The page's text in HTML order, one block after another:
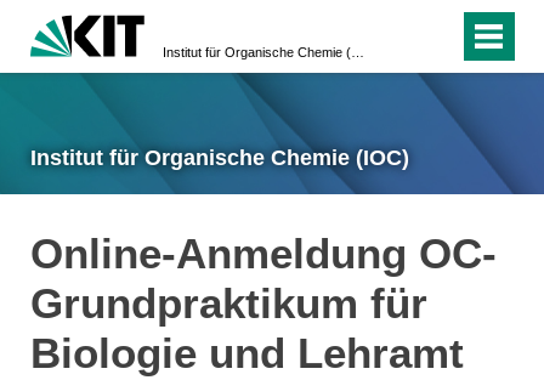
Institut für Organische Chemie (IOC)
Online-Anmeldung OC-
Grundpraktikum für
Biologie und Lehramt